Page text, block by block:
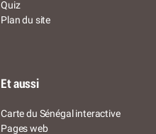
Quiz
Plan du site
Et aussi
Carte du Sénégal interactive
Pages web